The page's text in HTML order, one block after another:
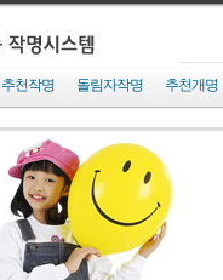
추천작명 돌림자작명 추천개명